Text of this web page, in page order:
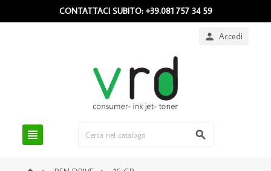
CONTATTACI SUBITO: +39.081 757 34 59
 Accedi
 